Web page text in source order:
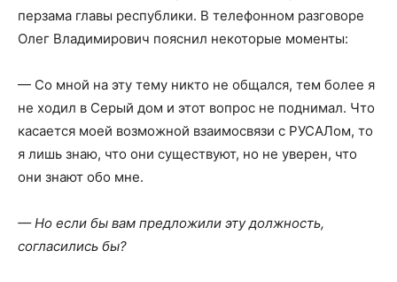
перзама главы республики. В телефонном разговоре
Олег Владимирович пояснил некоторые моменты:
— Со мной на эту тему никто не общался, тем более я
не ходил в Серый дом и этот вопрос не поднимал. Что
касается моей возможной взаимосвязи с РУСАЛом, то
я лишь знаю, что они существуют, но не уверен, что
они знают обо мне.
— Но если бы вам предложили эту должность,
согласились бы?